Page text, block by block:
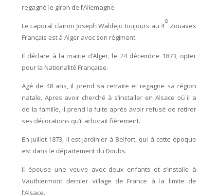
regagné le giron de l’Allemagne.
Le caporal clairon Joseph Waldejo toujours au 4
e
Zouaves
Français est à Alger avec son régiment.
Il déclare à la mairie d’Alger, le 24 décembre 1873, opter
pour la Nationalité Française.
Agé de 48 ans, il prend sa retraite et regagne sa région
natale. Apres avoir cherché à s’installer en Alsace où il a
de la famille, il prend la fuite après avoir refusé de retirer
ses décorations qu’il arborait fièrement.
En juillet 1873, il est jardinier à Belfort, qui à cette époque
est dans le département du Doubs.
Il épouse une veuve avec deux enfants et s’installe à
Vauthiermont dernier village de France à la limite de
l’Alsace.